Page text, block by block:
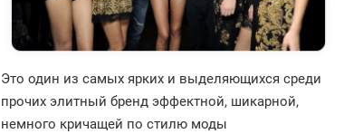
Это один из самых ярких и выделяющихся среди
прочих элитный бренд эффектной, шикарной,
немного кричащей по стилю моды